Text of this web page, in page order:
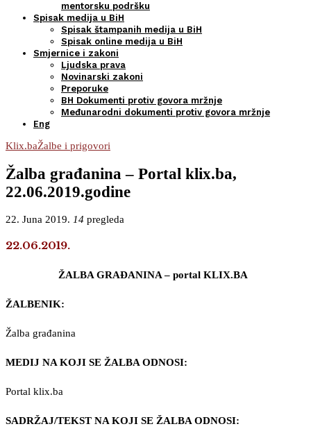
mentorsku podršku
Spisak medija u BiH
Spisak štampanih medija u BiH
Spisak online medija u BiH
Smjernice i zakoni
Ljudska prava
Novinarski zakoni
Preporuke
BH Dokumenti protiv govora mržnje
Međunarodni dokumenti protiv govora mržnje
Eng
Klix.baŽalbe i prigovori
Žalba građanina – Portal klix.ba,
22.06.2019.godine
22. Juna 2019. 14 pregleda
22.06.2019.
ŽALBA GRAĐANINA – portal KLIX.BA
ŽALBENIK:
Žalba građanina
MEDIJ NA KOJI SE ŽALBA ODNOSI:
Portal klix.ba
SADRŽAJ/TEKST NA KOJI SE ŽALBA ODNOSI: